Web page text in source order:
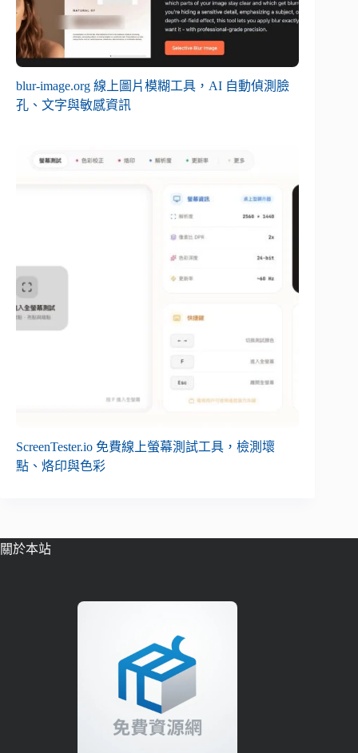
blur-image.org 線上圖片模糊工具，AI 自動偵測臉
孔、文字與敏感資訊
ScreenTester.io 免費線上螢幕測試工具，檢測壞
點、烙印與色彩
關於本站